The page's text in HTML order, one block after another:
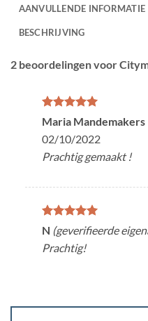
AANVULLENDE INFORMATIE
BESCHRIJVING
2 beoordelingen voor
Gewaardeerd
5 uit 5
Maria Mandemakers
02/10/2022
Prachtig gemaakt !
Gewaardeerd
5 uit 5
N (geverifieerde
Prachtig!